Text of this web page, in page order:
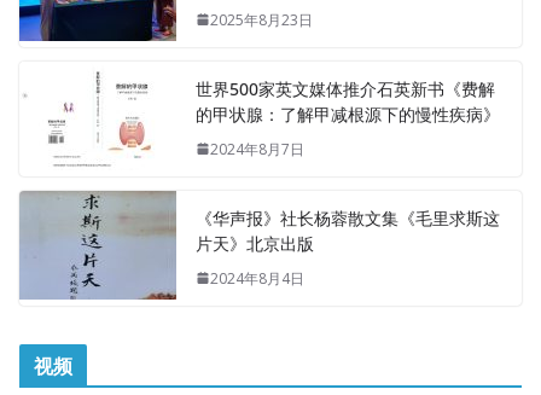
2025年8月23日
世界500家英文媒体推介石英新书《费解
的甲状腺：了解甲减根源下的慢性疾病》
2024年8月7日
《华声报》社长杨蓉散文集《毛里求斯这
片天》北京出版
2024年8月4日
视频